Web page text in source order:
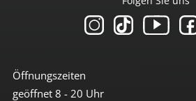
Öffnungszeiten
geöffnet 8 - 20 Uhr